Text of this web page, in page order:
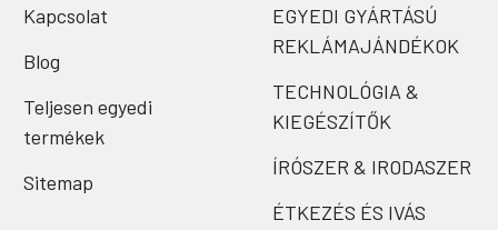
Kapcsolat
Blog
Teljesen egyedi
termékek
Sitemap
EGYEDI GYÁRTÁSÚ
REKLÁMAJÁNDÉKOK
TECHNOLÓGIA &
KIEGÉSZÍTŐK
ÍRÓSZER & IRODASZER
ÉTKEZÉS ÉS IVÁS